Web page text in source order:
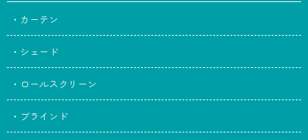
・カーテン
・シェード
・ロールスクリーン
・ブラインド